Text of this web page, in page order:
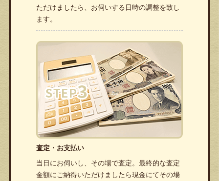
ただけましたら、お伺いする日時の調整を致し
ます。
査定・お支払い
当日にお伺いし、その場で査定。最終的な査定
金額にご納得いただけましたら現金にてその場